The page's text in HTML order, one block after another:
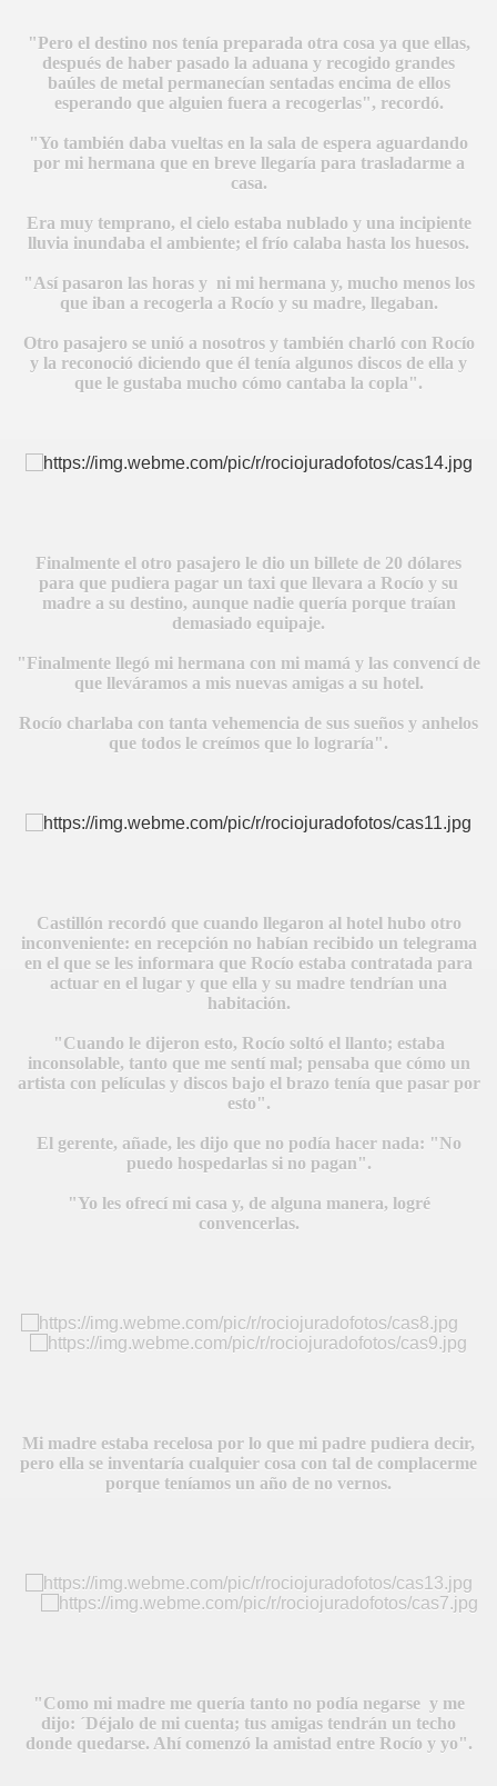
"Pero el destino nos tenía preparada otra cosa ya que ellas,
después de haber pasado la aduana y recogido grandes
baúles de metal permanecían sentadas encima de ellos
esperando que alguien fuera a recogerlas", recordó.
"Yo también daba vueltas en la sala de espera aguardando
por mi hermana que en breve llegaría para trasladarme a
casa.
Era muy temprano, el cielo estaba nublado y una incipiente
lluvia inundaba el ambiente; el frío calaba hasta los huesos.
"Así pasaron las horas y ni mi hermana y, mucho menos los
que iban a recogerla a Rocío y su madre, llegaban.
Otro pasajero se unió a nosotros y también charló con Rocío
y la reconoció diciendo que él tenía algunos discos de ella y
que le gustaba mucho cómo cantaba la copla".
Finalmente el otro pasajero le dio un billete de 20 dólares
para que pudiera pagar un taxi que llevara a Rocío y su
madre a su destino, aunque nadie quería porque traían
demasiado equipaje.
"Finalmente llegó mi hermana con mi mamá y las convencí de
que lleváramos a mis nuevas amigas a su hotel.
Rocío charlaba con tanta vehemencia de sus sueños y anhelos
que todos le creímos que lo lograría".
Castillón recordó que cuando llegaron al hotel hubo otro
inconveniente: en recepción no habían recibido un telegrama
en el que se les informara que Rocío estaba contratada para
actuar en el lugar y que ella y su madre tendrían una
habitación.
"Cuando le dijeron esto, Rocío soltó el llanto; estaba
inconsolable, tanto que me sentí mal; pensaba que cómo un
artista con películas y discos bajo el brazo tenía que pasar por
esto".
El gerente, añade, les dijo que no podía hacer nada: "No
puedo hospedarlas si no pagan".
"Yo les ofrecí mi casa y, de alguna manera, logré
convencerlas.
Mi madre estaba recelosa por lo que mi padre pudiera decir,
pero ella se inventaría cualquier cosa con tal de complacerme
porque teníamos un año de no vernos.
"Como mi madre me quería tanto no podía negarse y me
dijo: ´Déjalo de mi cuenta; tus amigas tendrán un techo
donde quedarse. Ahí comenzó la amistad entre Rocío y yo".
GRANDE
TANI